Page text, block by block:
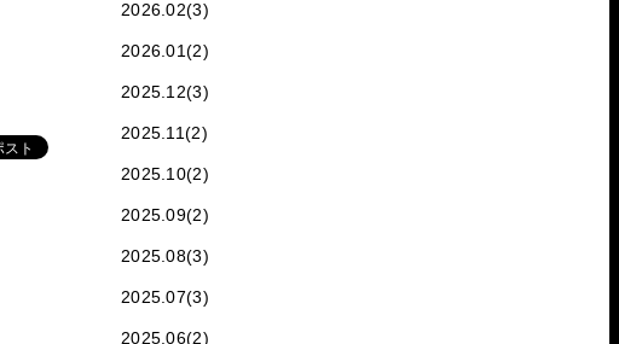
2026.02(3)
2026.01(2)
2025.12(3)
2025.11(2)
2025.10(2)
2025.09(2)
2025.08(3)
2025.07(3)
2025.06(2)